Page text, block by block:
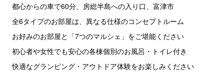
都心からの車で60分、房総半島への入り口、富津市
全6タイプのお部屋は、異なる仕様のコンセプトルーム
お好みのお部屋と「7つのマルシェ」をご堪能ください
初心者や女性でも安心の各棟個別のお風呂・トイレ付き
快適なグランピング・アウトドア体験をお楽しみください